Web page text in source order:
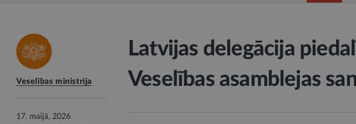
Veselības ministrija
17. maijā, 2026
Latvijas delegācija
Veselības asamblejas